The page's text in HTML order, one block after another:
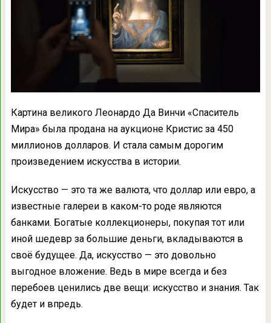
Картина великого Леонардо Да Винчи «Спаситель
Мира» была продана на аукционе Кристис за 450
миллионов долларов. И стала самым дорогим
произведением искусства в истории.
Искусство — это та же валюта, что доллар или евро, а
известные галереи в каком-то роде являются
банками. Богатые коллекционеры, покупая тот или
иной шедевр за большие деньги, вкладываются в
своё будущее. Да, искусство — это довольно
выгодное вложение. Ведь в мире всегда и без
перебоев ценились две вещи: искусство и знания. Так
будет и впредь.